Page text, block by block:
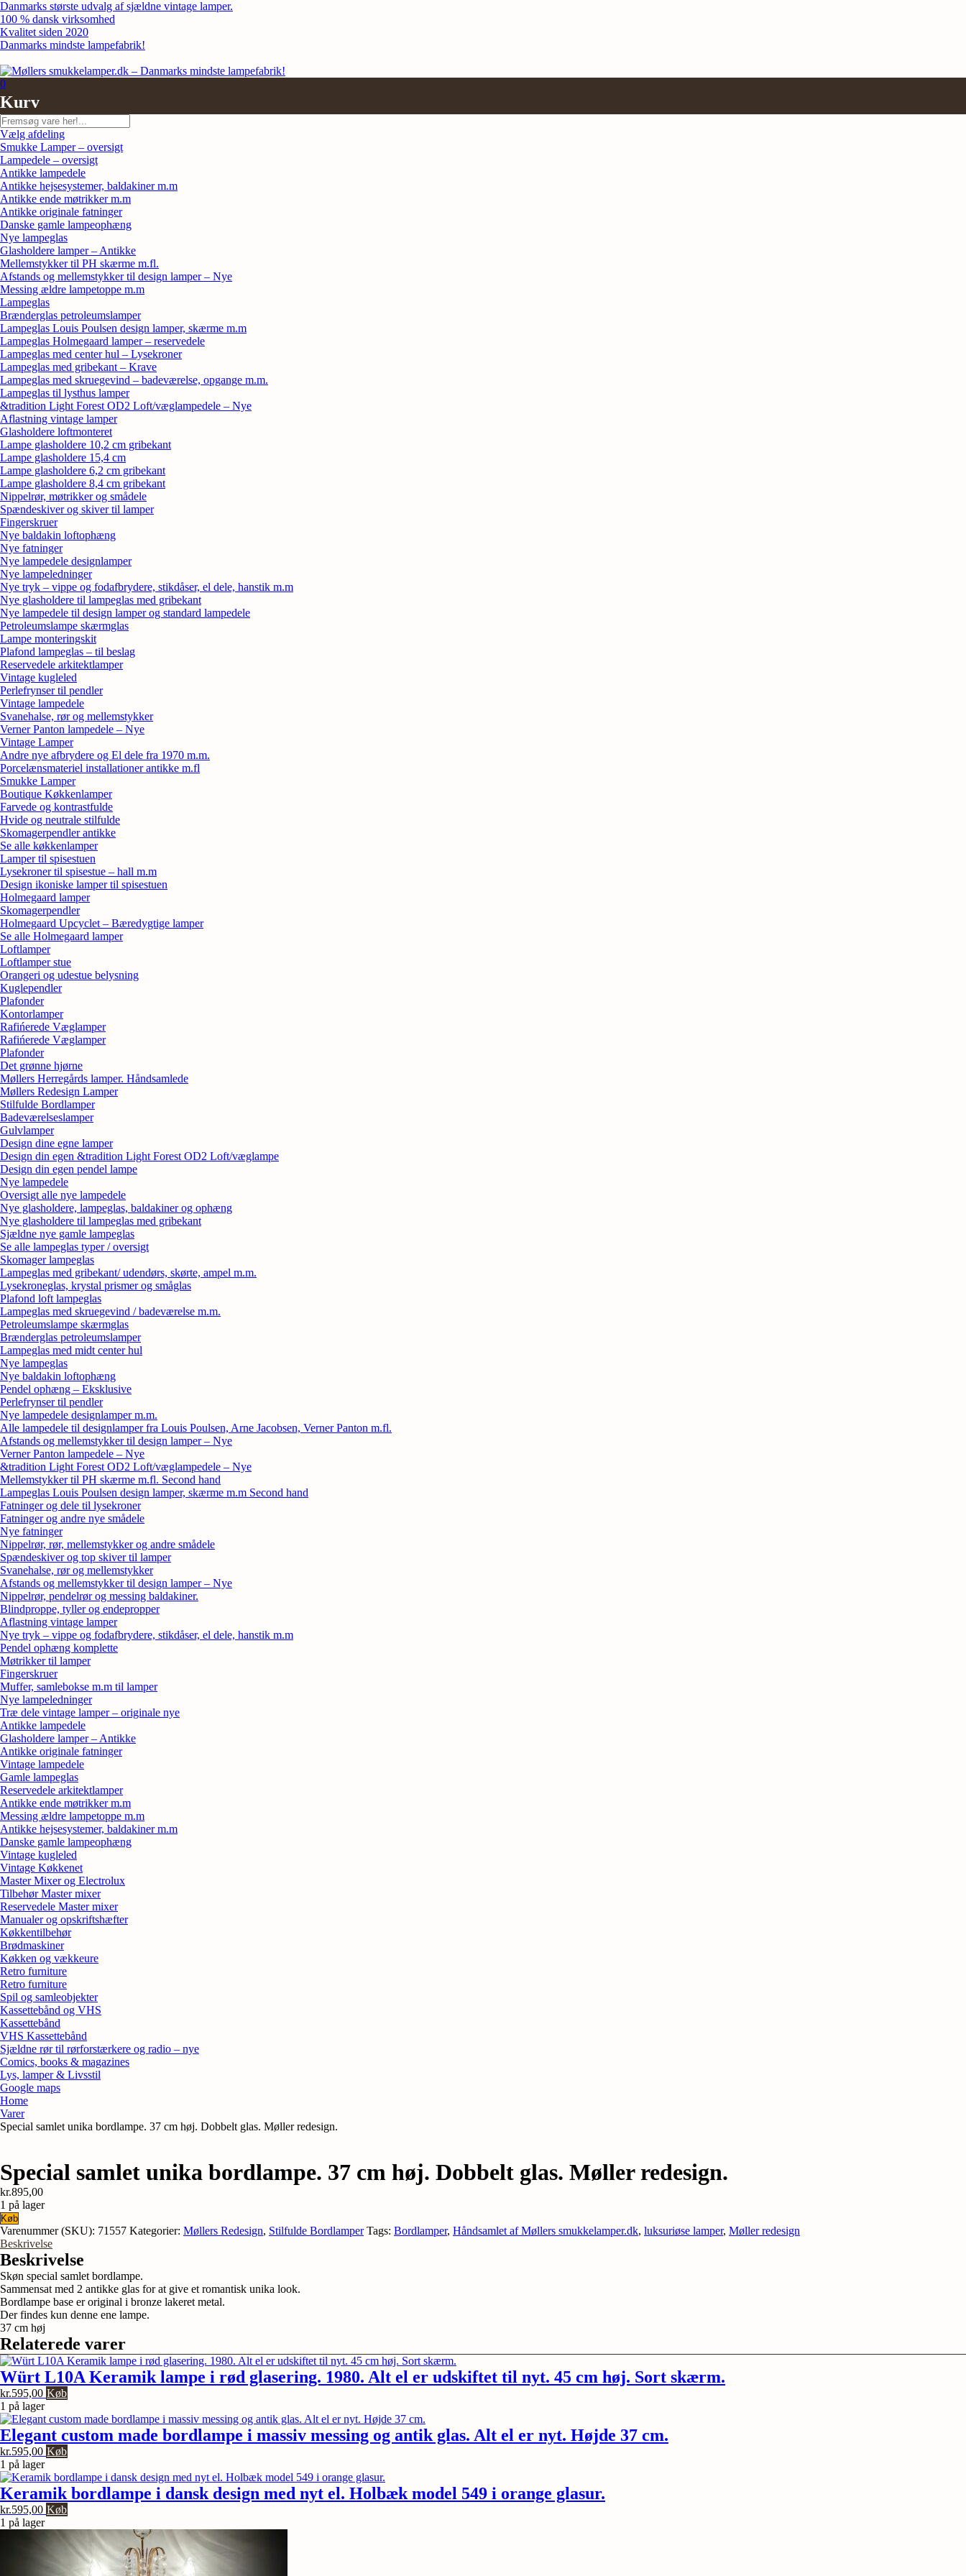
Skip
to
content
Danmarks største udvalg af sjældne vintage lamper.
100 % dansk virksomhed
Kvalitet siden 2020
Danmarks mindste lampefabrik!
0
Kurv
Søg
Vælg afdeling
Smukke Lamper – oversigt
Lampedele – oversigt
Antikke lampedele
Antikke hejsesystemer, baldakiner m.m
Antikke ende møtrikker m.m
Antikke originale fatninger
Danske gamle lampeophæng
Nye lampeglas
Glasholdere lamper – Antikke
Mellemstykker til PH skærme m.fl.
Afstands og mellemstykker til design lamper – Nye
Messing ældre lampetoppe m.m
Lampeglas
Brænderglas petroleumslamper
Lampeglas Louis Poulsen design lamper, skærme m.m
Lampeglas Holmegaard lamper – reservedele
Lampeglas med center hul – Lysekroner
Lampeglas med gribekant – Krave
Lampeglas med skruegevind – badeværelse, opgange m.m.
Lampeglas til lysthus lamper
&tradition Light Forest OD2 Loft/væglampedele – Nye
Aflastning vintage lamper
Glasholdere loftmonteret
Lampe glasholdere 10,2 cm gribekant
Lampe glasholdere 15,4 cm
Lampe glasholdere 6,2 cm gribekant
Lampe glasholdere 8,4 cm gribekant
Nippelrør, møtrikker og smådele
Spændeskiver og skiver til lamper
Fingerskruer
Nye baldakin loftophæng
Nye fatninger
Nye lampedele designlamper
Nye lampeledninger
Nye tryk – vippe og fodafbrydere, stikdåser, el dele, hanstik m.m
Nye glasholdere til lampeglas med gribekant
Nye lampedele til design lamper og standard lampedele
Petroleumslampe skærmglas
Lampe monteringskit
Plafond lampeglas – til beslag
Reservedele arkitektlamper
Vintage kugleled
Perlefrynser til pendler
Vintage lampedele
Svanehalse, rør og mellemstykker
Verner Panton lampedele – Nye
Vintage Lamper
Andre nye afbrydere og El dele fra 1970 m.m.
Porcelænsmateriel installationer antikke m.fl
Smukke Lamper
Boutique Køkkenlamper
Farvede og kontrastfulde
Hvide og neutrale stilfulde
Skomagerpendler antikke
Se alle køkkenlamper
Lamper til spisestuen
Lysekroner til spisestue – hall m.m
Design ikoniske lamper til spisestuen
Holmegaard lamper
Skomagerpendler
Holmegaard Upcyclet – Bæredygtige lamper
Se alle Holmegaard lamper
Loftlamper
Loftlamper stue
Orangeri og udestue belysning
Kuglependler
Plafonder
Kontorlamper
Rafińerede Væglamper
Rafińerede Væglamper
Plafonder
Det grønne hjørne
Møllers Herregårds lamper. Håndsamlede
Møllers Redesign Lamper
Stilfulde Bordlamper
Badeværelseslamper
Gulvlamper
Design dine egne lamper
Design din egen &tradition Light Forest OD2 Loft/væglampe
Design din egen pendel lampe
Nye lampedele
Oversigt alle nye lampedele
Nye glasholdere, lampeglas, baldakiner og ophæng
Nye glasholdere til lampeglas med gribekant
Sjældne nye gamle lampeglas
Se alle lampeglas typer / oversigt
Skomager lampeglas
Lampeglas med gribekant/ udendørs, skørte, ampel m.m.
Lysekroneglas, krystal prismer og småglas
Plafond loft lampeglas
Lampeglas med skruegevind / badeværelse m.m.
Petroleumslampe skærmglas
Brænderglas petroleumslamper
Lampeglas med midt center hul
Nye lampeglas
Nye baldakin loftophæng
Pendel ophæng – Eksklusive
Perlefrynser til pendler
Nye lampedele designlamper m.m.
Alle lampedele til designlamper fra Louis Poulsen, Arne Jacobsen, Verner Panton m.fl.
Afstands og mellemstykker til design lamper – Nye
Verner Panton lampedele – Nye
&tradition Light Forest OD2 Loft/væglampedele – Nye
Mellemstykker til PH skærme m.fl. Second hand
Lampeglas Louis Poulsen design lamper, skærme m.m Second hand
Fatninger og dele til lysekroner
Fatninger og andre nye smådele
Nye fatninger
Nippelrør, rør, mellemstykker og andre smådele
Spændeskiver og top skiver til lamper
Svanehalse, rør og mellemstykker
Afstands og mellemstykker til design lamper – Nye
Nippelrør, pendelrør og messing baldakiner.
Blindproppe, tyller og endepropper
Aflastning vintage lamper
Nye tryk – vippe og fodafbrydere, stikdåser, el dele, hanstik m.m
Pendel ophæng komplette
Møtrikker til lamper
Fingerskruer
Muffer, samlebokse m.m til lamper
Nye lampeledninger
Træ dele vintage lamper – originale nye
Antikke lampedele
Glasholdere lamper – Antikke
Antikke originale fatninger
Vintage lampedele
Gamle lampeglas
Reservedele arkitektlamper
Antikke ende møtrikker m.m
Messing ældre lampetoppe m.m
Antikke hejsesystemer, baldakiner m.m
Danske gamle lampeophæng
Vintage kugleled
Vintage Køkkenet
Master Mixer og Electrolux
Tilbehør Master mixer
Reservedele Master mixer
Manualer og opskriftshæfter
Køkkentilbehør
Brødmaskiner
Køkken og vækkeure
Retro furniture
Retro furniture
Spil og samleobjekter
Kassettebånd og VHS
Kassettebånd
VHS Kassettebånd
Sjældne rør til rørforstærkere og radio – nye
Comics, books & magazines
Lys, lamper & Livsstil
Google maps
Home
Varer
Special samlet unika bordlampe. 37 cm høj. Dobbelt glas. Møller redesign.
Special samlet unika bordlampe. 37 cm høj. Dobbelt glas. Møller redesign.
kr.895,00
1 på lager
Special
samlet
unika
bordlampe.
37
cm
høj.
Dobbelt
glas.
Møller
redesign.
antal
Køb
Varenummer (SKU): 71557 Kategorier: Møllers Redesign, Stilfulde Bordlamper Tags: Bordlamper, Håndsamlet af Møllers smukkelamper.dk, luksuriøse lamper, Møller redesign
Beskrivelse
Beskrivelse
Skøn special samlet bordlampe.
Sammensat med 2 antikke glas for at give et romantisk unika look.
Bordlampe base er original i bronze lakeret metal.
Der findes kun denne ene lampe.
37 cm høj
Relaterede varer
Würt L10A Keramik lampe i rød glasering. 1980. Alt el er udskiftet til nyt. 45 cm høj. Sort skærm.
kr.595,00 Køb
1 på lager
Elegant custom made bordlampe i massiv messing og antik glas. Alt el er nyt. Højde 37 cm.
kr.595,00 Køb
1 på lager
Keramik bordlampe i dansk design med nyt el. Holbæk model 549 i orange glasur.
kr.595,00 Køb
1 på lager